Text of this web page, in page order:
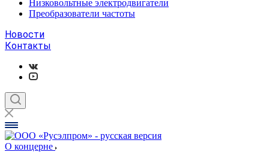
Низковольтные электродвигатели
Преобразователи частоты
Новости
Контакты
О концерне